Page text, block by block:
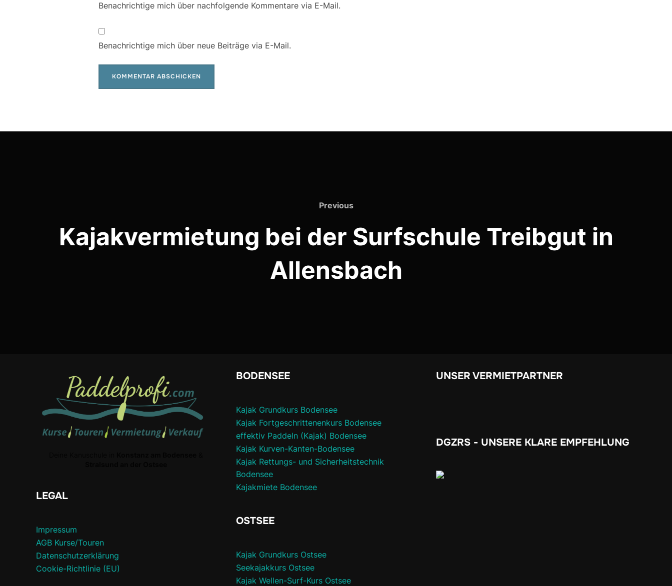
Benachrichtige mich über nachfolgende Kommentare via E-Mail.
Benachrichtige mich über neue Beiträge via E-Mail.
Previous
Kajakvermietung bei der Surfschule Treibgut in
Allensbach
LEGAL
Impressum
AGB Kurse/Touren
Datenschutzerklärung
Cookie-Richtlinie (EU)
BODENSEE
Kajak Grundkurs Bodensee
Kajak Fortgeschrittenenkurs Bodensee
effektiv Paddeln (Kajak) Bodensee
Kajak Kurven-Kanten-Bodensee
Kajak Rettungs- und Sicherheitstechnik
Bodensee
Kajakmiete Bodensee
OSTSEE
Kajak Grundkurs Ostsee
Seekajakkurs Ostsee
Kajak Wellen-Surf-Kurs Ostsee
UNSER VERMIETPARTNER
DGZRS - UNSERE KLARE EMPFEHLUNG